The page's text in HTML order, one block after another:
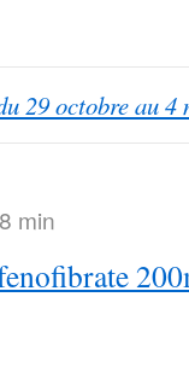
29 octobre au
min